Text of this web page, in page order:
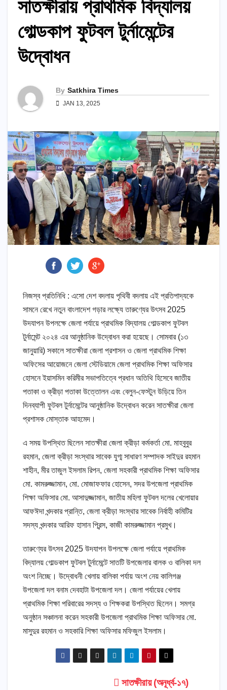
সাতক্ষীরায় প্রাথমিক বিদ্যালয়
গোল্ডকাপ ফুটবল টুর্নামেন্টের
উদ্বোধন
By Satkhira Times
JAN 13, 2025
নিজস্ব প্রতিনিধি : এসো দেশ বদলায় পৃথিবী বদলায় এই প্রতিপাদ্যকে
সামনে রেখে নতুন বাংলাদেশ গড়ার লক্ষ্যে তারুণ্যের উৎসব 2025
উদযাপন উপলক্ষে জেলা পর্যায়ে প্রাথমিক বিদ্যালয় গোল্ডকাপ ফুটবল
টুর্নামেন্ট ২০২৪ এর আনুষ্ঠানিক উদ্বোধন করা হয়েছে। সোমবার (১৩
জানুয়ারি) সকালে সাতক্ষীরা জেলা প্রশাসন ও জেলা প্রাথমিক শিক্ষা
অফিসের আয়োজনে জেলা স্টেডিয়ামে জেলা প্রাথমিক শিক্ষা অফিসার
হোসনে ইয়াসমিন করিমীর সভাপতিত্বে প্রধান অতিথি হিসেবে জাতীয়
পতাকা ও ক্রীড়া পতাকা উত্তোলন এবং বেলুন-ফেস্টুন উড়িয়ে তিন
দিনব্যাপী ফুটবল টুর্নামেন্টের আনুষ্ঠানিক উদ্বোধন করেন সাতক্ষীরা জেলা
প্রশাসক মোস্তাক আহমেদ।
এ সময় উপস্থিত ছিলেন সাতক্ষীরা জেলা ক্রীড়া কর্মকর্তা মো. মাহবুবুর
রহমান, জেলা ক্রীড়া সংস্থার সাবেক যুগ্ম সাধারণ সম্পাদক সাইদুর রহমান
শাহীন, মীর তাজুল ইসলাম রিপন, জেলা সহকারী প্রাথমিক শিক্ষা অফিসার
মো. কামরুজ্জামান, মো. মোজাফফার হোসেন, সদর উপজেলা প্রাথমিক
শিক্ষা অফিসার মো. আসাদুজ্জামান, জাতীয় মহিলা ফুটবল দলের খেলোয়ার
আফঈদা খন্দকার প্রান্তি, জেলা ক্রীড়া সংস্থার সাবেক নির্বাহী কমিটির
সদস্য খন্দকার আরিফ হাসান প্রিন্স, কাজী কামরুজ্জামান প্রমুখ।
তারুণ্যের উৎসব 2025 উদযাপন উপলক্ষে জেলা পর্যায়ে প্রাথমিক
বিদ্যালয় গোল্ডকাপ ফুটবল টুর্নামেন্টে সাতটি উপজেলার বালক ও বালিকা দল
অংশ নিচ্ছে। উদ্বোধনী খেলায় বালিকা পর্যায় অংশ নেয় কালিগঞ্জ
উপজেলা দল বনাম দেবহাটা উপজেলা দল। জেলা পর্যায়ের খেলায়
প্রাথমিক শিক্ষা পরিবারের সদস্য ও শিক্ষকরা উপস্থিত ছিলেন। সমগ্র
অনুষ্ঠান সঞ্চালনা করেন সহকারী উপজেলা প্রাথমিক শিক্ষা অফিসার মো.
মাসুদুর রহমান ও সহকারি শিক্ষা অফিসার মফিজুল ইসলাম।
সাতক্ষীরায় (অনূর্ধ্ব-১৭)